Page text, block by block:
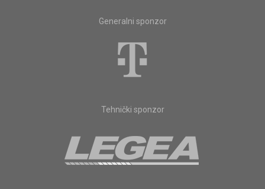
Generalni sponzor
Tehnički sponzor